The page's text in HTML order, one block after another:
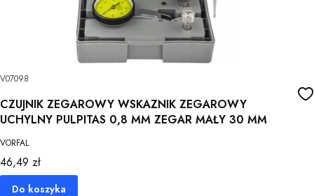
V07098
CZUJNIK ZEGAROWY WSKAZNIK ZEGAROWY
UCHYLNY PULPITAS 0,8 MM ZEGAR MAŁY 30 MM
VORFAL
Cena
46,49 zł
Do koszyka